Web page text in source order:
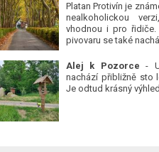
Platan Protivín je
nealkoholickou
vhodnou i pro řidiče.
pivovaru se také
Alej k Pozorce -
nachází přibližně sto
Je odtud krásný